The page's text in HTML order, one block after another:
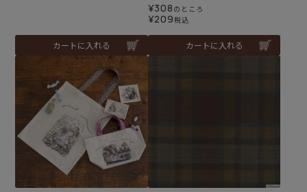
カートに入れる
¥308 のところ
¥209税込
カートに入れる